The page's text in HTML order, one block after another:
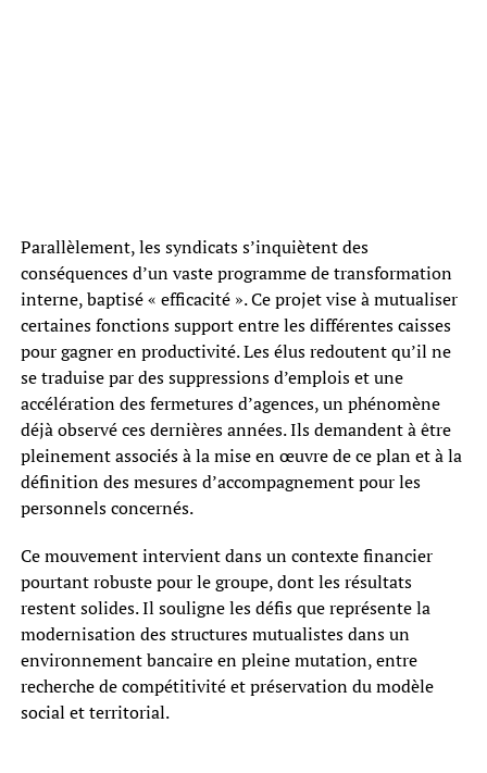
Parallèlement, les syndicats s’inquiètent des
conséquences d’un vaste programme de transformation
interne, baptisé « efficacité ». Ce projet vise à mutualiser
certaines fonctions support entre les différentes caisses
pour gagner en productivité. Les élus redoutent qu’il ne
se traduise par des suppressions d’emplois et une
accélération des fermetures d’agences, un phénomène
déjà observé ces dernières années. Ils demandent à être
pleinement associés à la mise en œuvre de ce plan et à la
définition des mesures d’accompagnement pour les
personnels concernés.
Ce mouvement intervient dans un contexte financier
pourtant robuste pour le groupe, dont les résultats
restent solides. Il souligne les défis que représente la
modernisation des structures mutualistes dans un
environnement bancaire en pleine mutation, entre
recherche de compétitivité et préservation du modèle
social et territorial.